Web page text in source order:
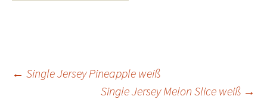
Beitrags-
← Single Jersey Pineapple weiß
Single Jersey Melon Slice weiß →